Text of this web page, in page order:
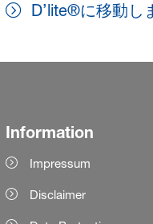
D’lite®に移動し
Information
Impressum
Disclaimer